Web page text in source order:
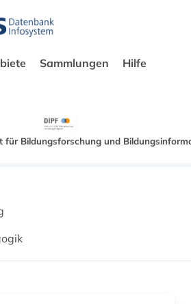
Sammlungen Hilfe
für Bildungsforschung und